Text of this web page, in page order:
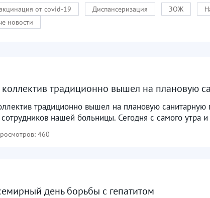
от covid-19 Диспансеризация ЗОЖ
новости
традиционно вышел на плановую
традиционно вышел на плановую
нашей больницы. Сегодня с самого утра
460
день борьбы с гепатитом